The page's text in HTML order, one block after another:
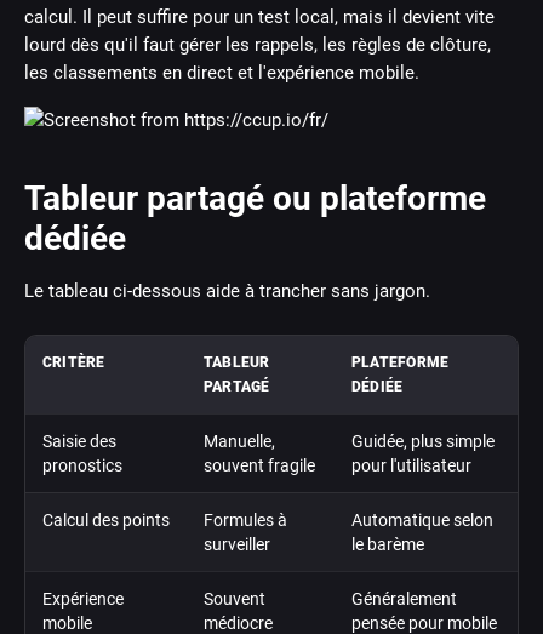
calcul. Il peut suffire pour un test local, mais il devient vite
lourd dès qu'il faut gérer les rappels, les règles de clôture,
les classements en direct et l'expérience mobile.
Tableur partagé ou plateforme
dédiée
Le tableau ci-dessous aide à trancher sans jargon.
CRITÈRE
TABLEUR
PARTAGÉ
PLATEFORME
DÉDIÉE
Saisie des
pronostics
Manuelle,
souvent fragile
Guidée, plus simple
pour l'utilisateur
Calcul des points
Formules à
surveiller
Automatique selon
le barème
Expérience
mobile
Souvent
médiocre
Généralement
pensée pour mobile